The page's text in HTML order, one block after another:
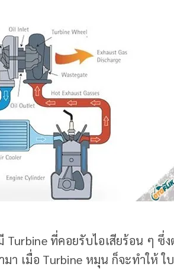
Turbine ที่คอยรับไอเสียร้อน ๆ ซึ่
า เมื่อ Turbine หมุน ก็จะทำให้ ใ